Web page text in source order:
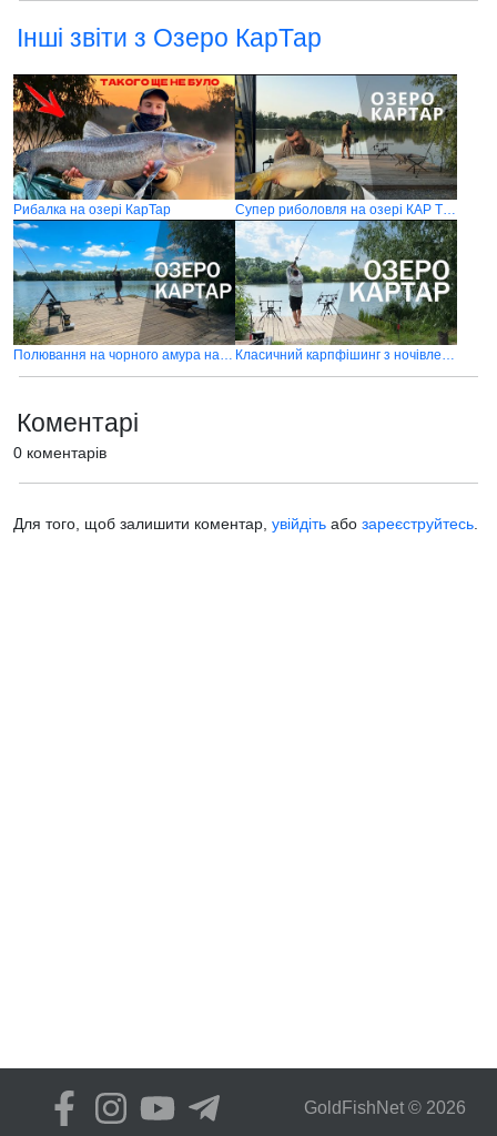
Інші звіти з Озеро КарТар
Рибалка на озері КарТар Супер риболовля на озері КАР ТАР
Полювання на чорного амура на Озері Картар Класичний карпфішинг з ночівлею на озері КарТар
Коментарі
0 коментарів
Для того, щоб залишити коментар, увійдіть або зареєструйтесь
GoldFіshNet © 2026